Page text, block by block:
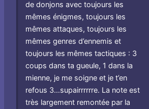
de donjons avec toujours les
mêmes énigmes, toujours les
mêmes attaques, toujours les
mêmes genres d’ennemis et
toujours les mêmes tactiques : 3
coups dans ta gueule, 1 dans la
mienne, je me soigne et je t’en
refous 3…supairrrrrre. La note est
très largement remontée par la